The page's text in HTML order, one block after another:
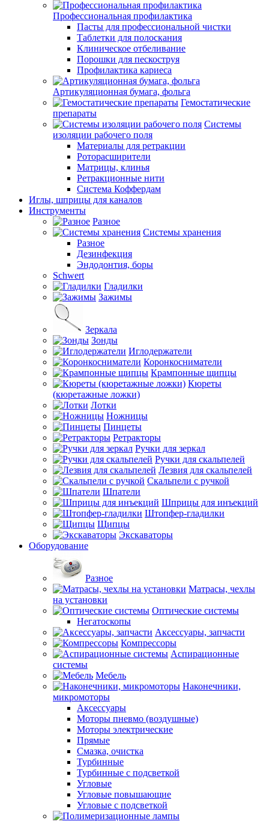
Профессиональная профилактика
Пасты для профессиональной чистки
Таблетки для полоскания
Клиническое отбеливание
Порошки для пескоструя
Профилактика кариеса
Артикуляционная бумага, фольга
Гемостатические
препараты
Системы
изоляции рабочего поля
Материалы для ретракции
Роторасширители
Матрицы, клинья
Ретракционные нити
Система Коффердам
Иглы, шприцы для каналов
Инструменты
Разное
Системы хранения
Разное
Дезинфекция
Эндодонтия, боры
Schwert
Гладилки
Зажимы
Зеркала
Зонды
Иглодержатели
Коронкосниматели
Крампонные щипцы
Кюреты
(кюретажные ложки)
Лотки
Ножницы
Пинцеты
Ретракторы
Ручки для зеркал
Ручки для скальпелей
Лезвия для скальпелей
Скальпели с ручкой
Шпатели
Шприцы для инъекций
Штопфер-гладилки
Щипцы
Экскаваторы
Оборудование
Разное
Матрасы, чехлы
на установки
Оптические системы
Негатоскопы
Аксессуары, запчасти
Компрессоры
Аспирационные
системы
Мебель
Наконечники,
микромоторы
Аксессуары
Моторы пневмо (воздушные)
Моторы электрические
Прямые
Смазка, очистка
Турбинные
Турбинные с подсветкой
Угловые
Угловые повышающие
Угловые с подсветкой